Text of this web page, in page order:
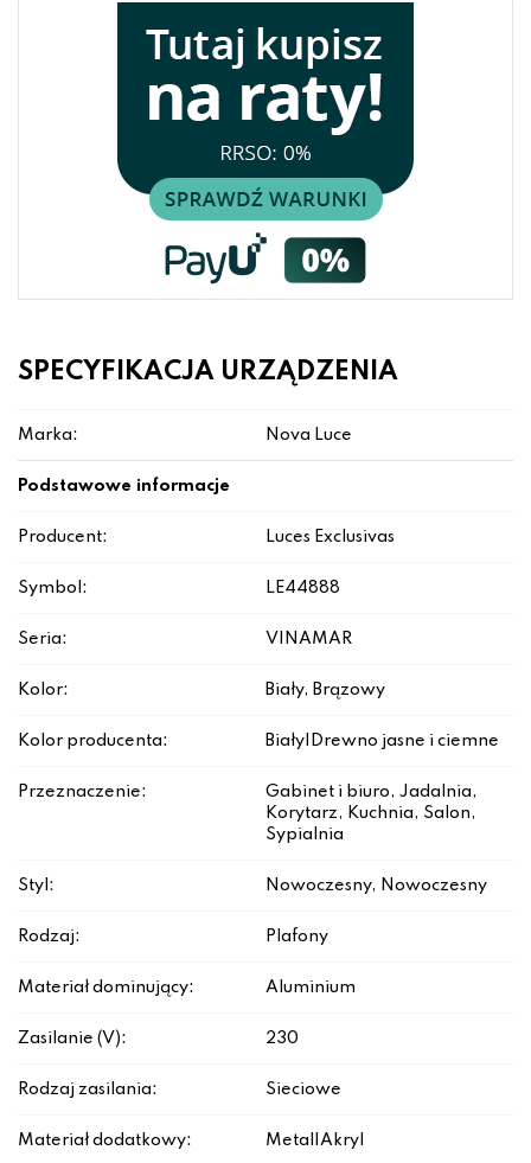
SPECYFIKACJA URZĄDZENIA
Marka: Nova Luce
Podstawowe informacje
Producent: Luces Exclusivas
Symbol: LE44888
Seria: VINAMAR
Kolor: Biały, Brązowy
Kolor producenta: Biały|Drewno jasne i ciemne
Przeznaczenie:
Gabinet i biuro, Jadalnia,
Korytarz, Kuchnia, Salon,
Sypialnia
Styl: Nowoczesny, Nowoczesny
Rodzaj: Plafony
Materiał dominujący: Aluminium
Zasilanie (V): 230
Rodzaj zasilania: Sieciowe
Materiał dodatkowy: Metal|Akryl